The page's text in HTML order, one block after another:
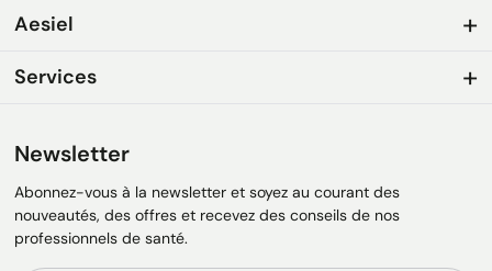
Aesiel
Services
Newsletter
Abonnez-vous à la newsletter et soyez au courant des
nouveautés, des offres et recevez des conseils de nos
professionnels de santé.